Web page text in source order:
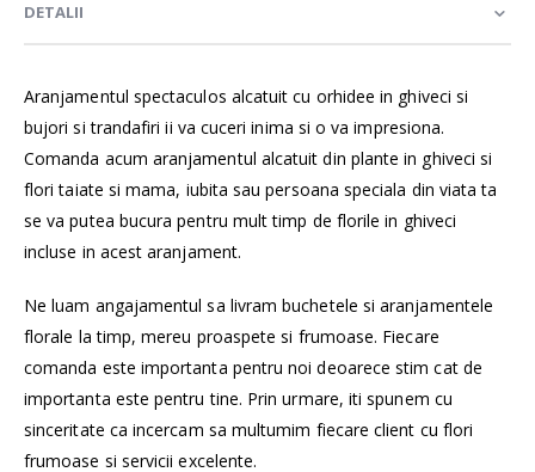
DETALII
Aranjamentul spectaculos alcatuit cu orhidee in ghiveci si
bujori si trandafiri ii va cuceri inima si o va impresiona.
Comanda acum aranjamentul alcatuit din plante in ghiveci si
flori taiate si mama, iubita sau persoana speciala din viata ta
se va putea bucura pentru mult timp de florile in ghiveci
incluse in acest aranjament.
Ne luam angajamentul sa livram buchetele si aranjamentele
florale la timp, mereu proaspete si frumoase. Fiecare
comanda este importanta pentru noi deoarece stim cat de
importanta este pentru tine. Prin urmare, iti spunem cu
sinceritate ca incercam sa multumim fiecare client cu flori
frumoase si servicii excelente.